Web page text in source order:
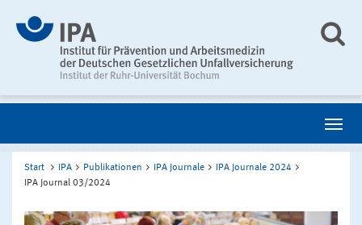
Start IPA Publikationen IPA Journale
IPA Journale 2024
IPA Journal 03/2024